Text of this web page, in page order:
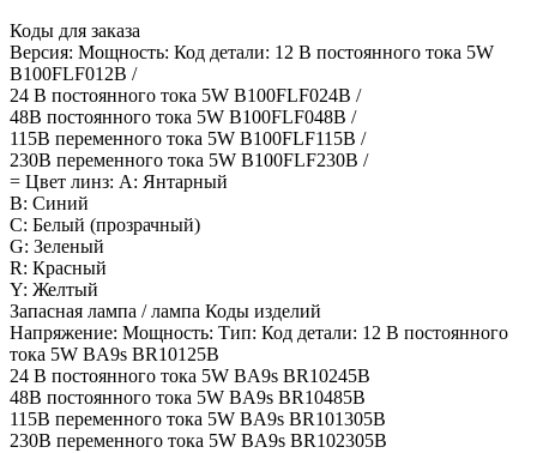
Коды для заказа
Версия: Мощность: Код детали: 12 В постоянного тока 5W
B100FLF012B /
24 В постоянного тока 5W B100FLF024B /
48В постоянного тока 5W B100FLF048B /
115В переменного тока 5W B100FLF115B /
230В переменного тока 5W B100FLF230B /
= Цвет линз: А: Янтарный
B: Синий
C: Белый (прозрачный)
G: Зеленый
R: Красный
Y: Желтый
Запасная лампа / лампа Коды изделий
Напряжение: Мощность: Тип: Код детали: 12 В постоянного
тока 5W BA9s BR10125B
24 В постоянного тока 5W BA9s BR10245B
48В постоянного тока 5W BA9s BR10485B
115В переменного тока 5W BA9s BR101305B
230В переменного тока 5W BA9s BR102305B